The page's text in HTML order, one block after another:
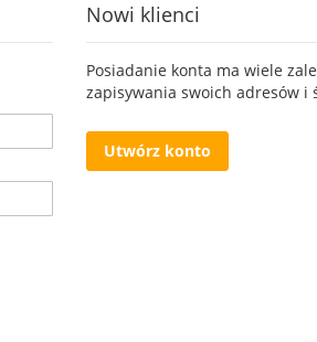
Nowi klienci
Posiadanie konta ma wiele
zapisywania swoich adresów
Utwórz konto